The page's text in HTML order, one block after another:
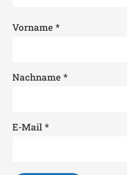
Vorname *
Nachname *
E-Mail *